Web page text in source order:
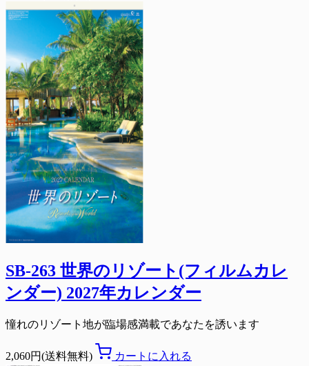
SB-263 世界のリゾート(フィルムカレ
ンダー) 2027年カレンダー
憧れのリゾート地が臨場感満載であなたを誘います
2,060円(送料無料) カートに入れる